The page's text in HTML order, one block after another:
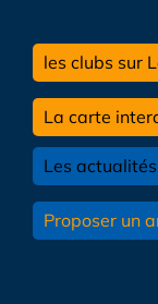
les clubs sur
La carte
Les actualités
Proposer un